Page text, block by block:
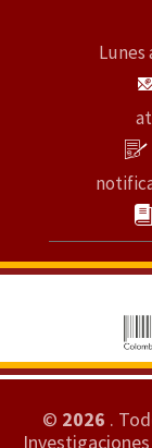
Lunes
© 2026 .